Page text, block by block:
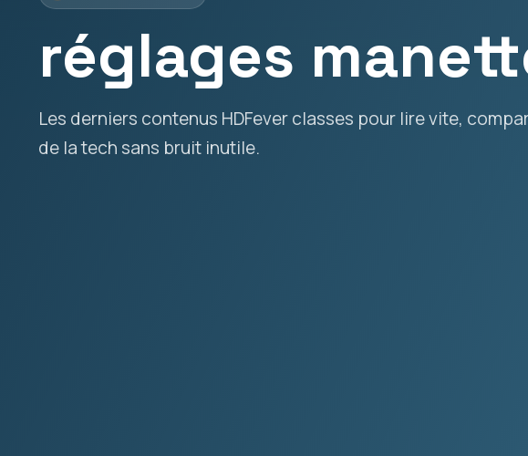
réglages
Les derniers contenus HDFever classes pour lire vite,
de la tech sans bruit inutile.